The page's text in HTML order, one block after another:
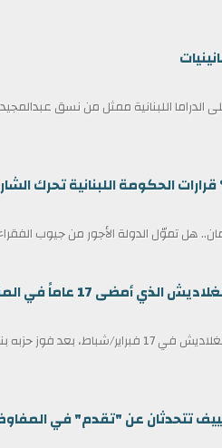
الدراما اللبنانية ممثل من نسق
الحكومة اللبنانية تحرك
هل تموّل الدولة الأجور من جيوب
أمضى 17 عاماً في المنفى؟
أدى طارق رحمن اليمين كرئيس وزراء لبنغلاديش في 17 فبراير/شباط،
تتحدثان عن "تقدم" في